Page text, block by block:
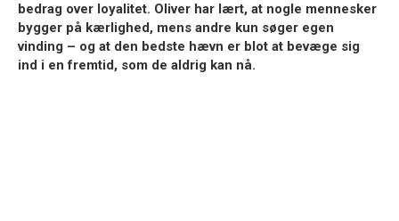
bedrag over loyalitet. Oliver har lært, at nogle mennesker
bygger på kærlighed, mens andre kun søger egen
vinding – og at den bedste hævn er blot at bevæge sig
ind i en fremtid, som de aldrig kan nå.